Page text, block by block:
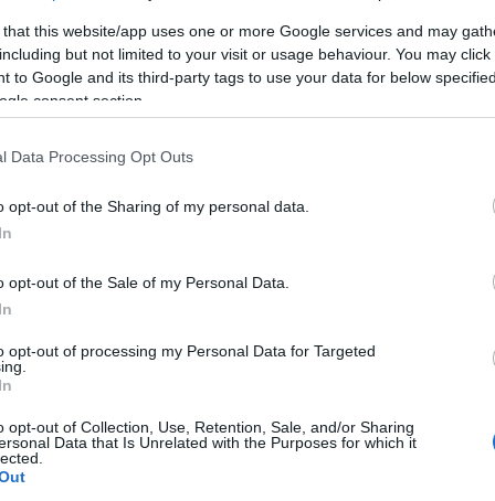
that this website/app uses one or more Google services and may
but not limited to your visit or usage behaviour. You may
to Google and its third-party tags to use your data for below
consent section.
Data Processing Opt Outs
opt-out of the Sharing of my personal data.
opt-out of the Sale of my Personal Data.
opt-out of processing my Personal Data for Targeted
opt-out of Collection, Use, Retention, Sale, and/or Sharing
Data that Is Unrelated with the Purposes for which it
el tratamiento en profundidad de los cabellos.
incluso por el cuero cabelludo. Acondicionamiento
secos y dañados.